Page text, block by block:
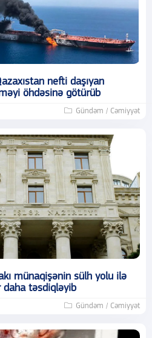
nefti daşıyan
öhdəsinə götürüb
Gündəm / Cəmiyyət
münaqişənin sülh yolu ilə
təsdiqləyib
Gündəm / Cəmiyyət